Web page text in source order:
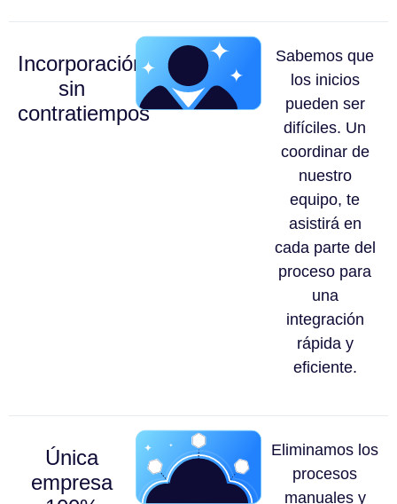
Incorporación
sin
contratiempos
Sabemos que
los inicios
pueden ser
difíciles. Un
coordinar de
nuestro
equipo, te
asistirá en
cada parte del
proceso para
una
integración
rápida y
eficiente.
Única
empresa
Eliminamos los
procesos
manuales y